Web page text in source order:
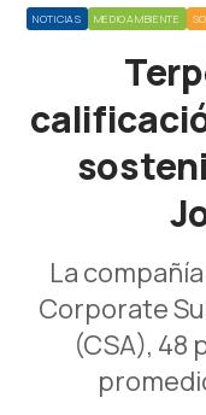
NOTICIAS MEDIOAMBIENTE
La
Corporate
(CSA), 48